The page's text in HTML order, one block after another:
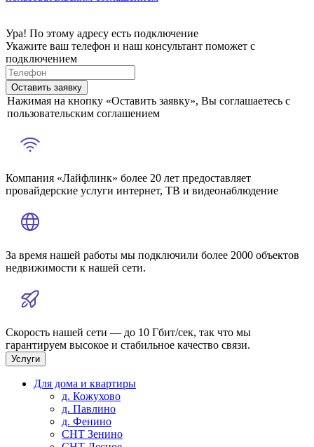
Ура! По этому адресу есть подключение
Укажите ваш телефон и наш консультант поможет с
подключением
Оставить заявку
Нажимая на кнопку «Оставить заявку», Вы соглашаетесь с
пользовательским соглашением
Компания «Лайфлинк» более 20 лет предоставляет
провайдерские услуги интернет, ТВ и видеонаблюдение
За время нашей работы мы подключили более 2000 объектов
недвижимости к нашей сети.
Скорость нашей сети — до 10 Гбит/сек, так что мы
гарантируем высокое и стабильное качество связи.
Услуги
Для дома и квартиры
д. Кожухово
д. Павлино
д. Фенино
СНТ Зенино